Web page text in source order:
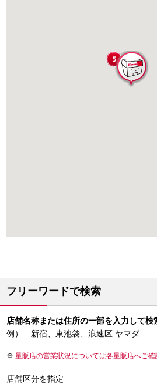
フリーワードで検索
店舗名称または住所の一部を入力して検
例） 新宿、東池袋、浪速区 ヤマダ
量販店の営業状況については各量販店へご確
店舗区分を指定